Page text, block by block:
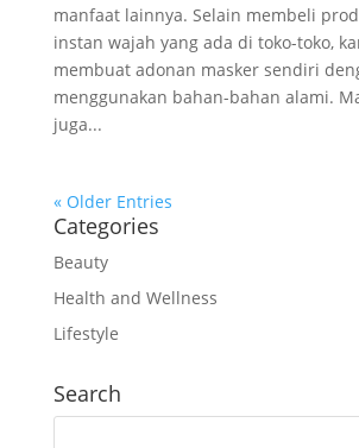
manfaat lainnya. Selain membeli
instan wajah yang ada di toko-toko,
membuat adonan masker sendiri
menggunakan bahan-bahan alami.
juga...
« Older Entries
Categories
Beauty
Health and Wellness
Lifestyle
Search